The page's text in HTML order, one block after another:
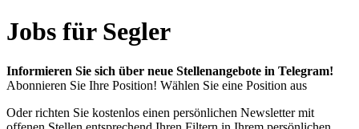
Jobs für Segler
Informieren Sie sich über neue Stellenangebote in Telegram!
Abonnieren Sie Ihre Position! Wählen Sie eine Position aus
Oder richten Sie kostenlos einen persönlichen Newsletter mit